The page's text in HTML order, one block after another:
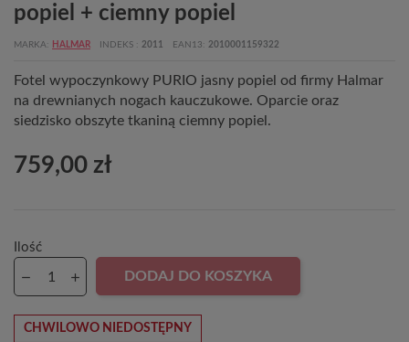
popiel + ciemny popiel
MARKA HALMAR INDEKS 2011 EAN13 2010001159322
Fotel wypoczynkowy PURIO jasny popiel od firmy Halmar
na drewnianych nogach kauczukowe. Oparcie oraz
siedzisko obszyte tkaniną ciemny popiel.
759,00 zł
Ilość
DODAJ DO KOSZYKA
CHWILOWO NIEDOSTĘPNY